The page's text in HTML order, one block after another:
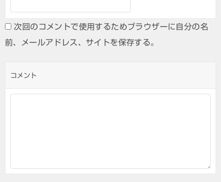
次回のコメントで使用するためブラウザーに自分の名
前、メールアドレス、サイトを保存する。
コメント